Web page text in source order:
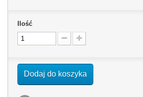
Ilość
Dodaj do koszyka